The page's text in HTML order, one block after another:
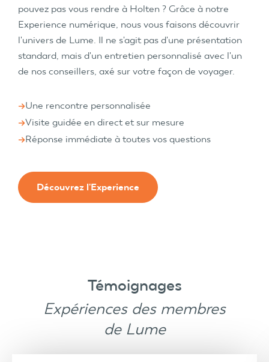
pouvez pas vous rendre à Holten ? Grâce à notre
Experience numérique, nous vous faisons découvrir
l'univers de Lume. Il ne s'agit pas d'une présentation
standard, mais d'un entretien personnalisé avec l'un
de nos conseillers, axé sur votre façon de voyager.
Une rencontre personnalisée
Visite guidée en direct et sur mesure
Réponse immédiate à toutes vos questions
Découvrez l'Experience
Témoignages
Expériences des membres
de Lume